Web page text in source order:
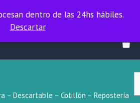
dentro de las 24hs hábiles.
dentro de las 24hs hábiles.
Descartar
– Descartable – Cotillón – Repostería